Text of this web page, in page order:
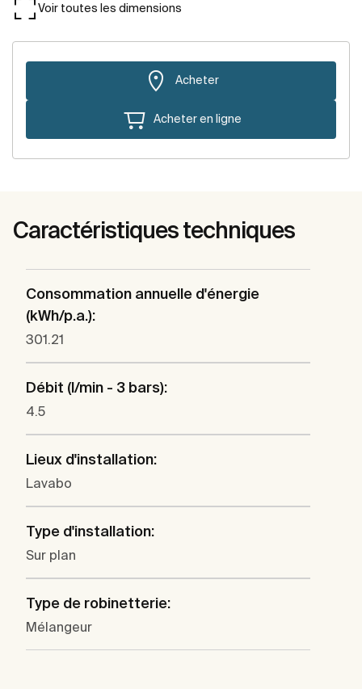
Voir toutes les dimensions
Acheter
Acheter en ligne
Caractéristiques techniques
Consommation annuelle d'énergie
(kWh/p.a.):
301.21
Débit (l/min - 3 bars):
4.5
Lieux d'installation:
Lavabo
Type d'installation:
Sur plan
Type de robinetterie:
Mélangeur